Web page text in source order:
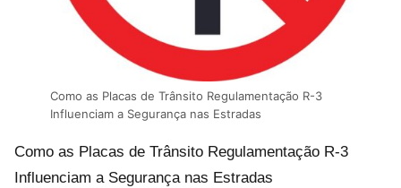
Como as Placas de Trânsito Regulamentação R-3
Influenciam a Segurança nas Estradas
Como as Placas de Trânsito Regulamentação R-3
Influenciam a Segurança nas Estradas